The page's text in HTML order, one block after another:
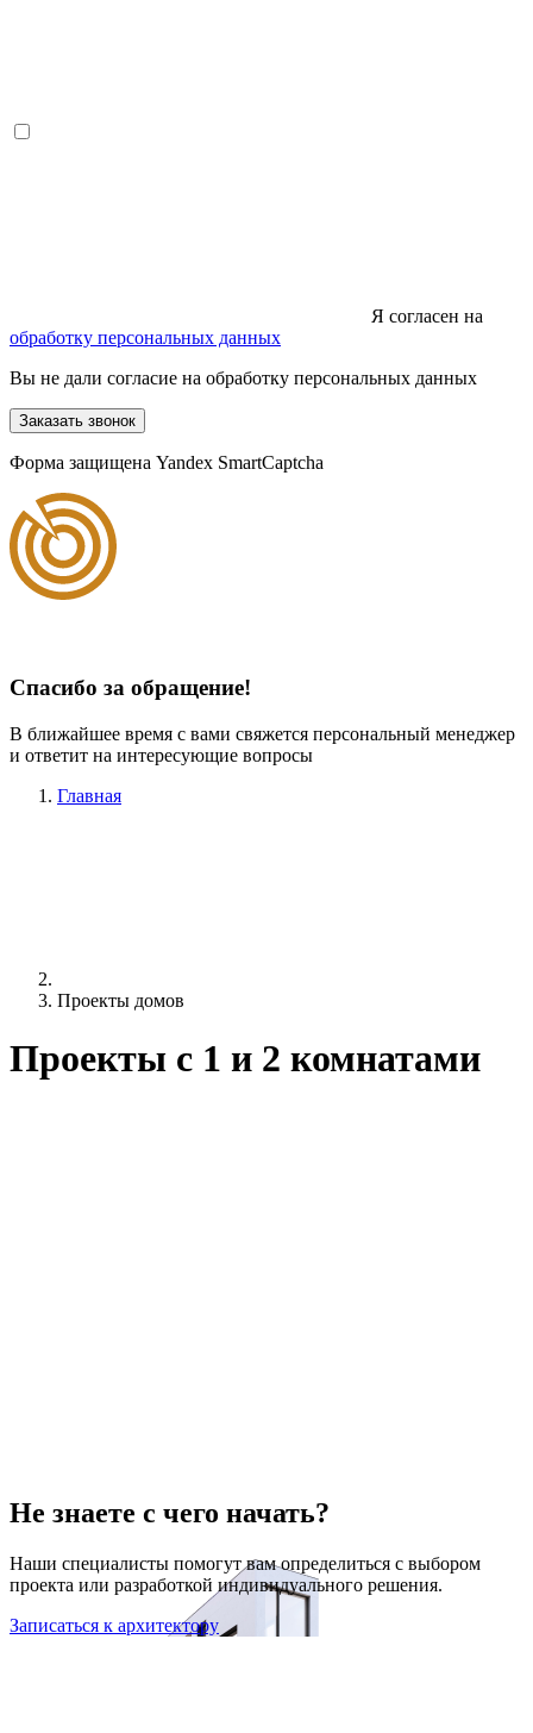
Я согласен на
обработку персональных данных
Вы не дали согласие на обработку персональных данных
Заказать звонок
Форма защищена Yandex SmartCaptcha
Спасибо за обращение!
В ближайшее время с вами свяжется персональный менеджер
и ответит на интересующие вопросы
Главная
Проекты домов
Проекты c 1 и 2 комнатами
Не знаете с чего начать?
Наши специалисты помогут вам определиться с выбором
проекта или разработкой индивидуального решения.
Записаться к архитектору